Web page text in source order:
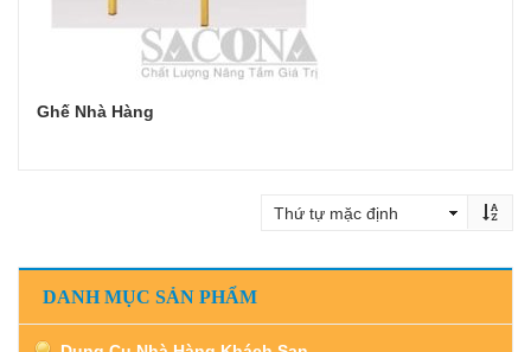
Ghế Nhà Hàng
DANH MỤC SẢN PHẨM